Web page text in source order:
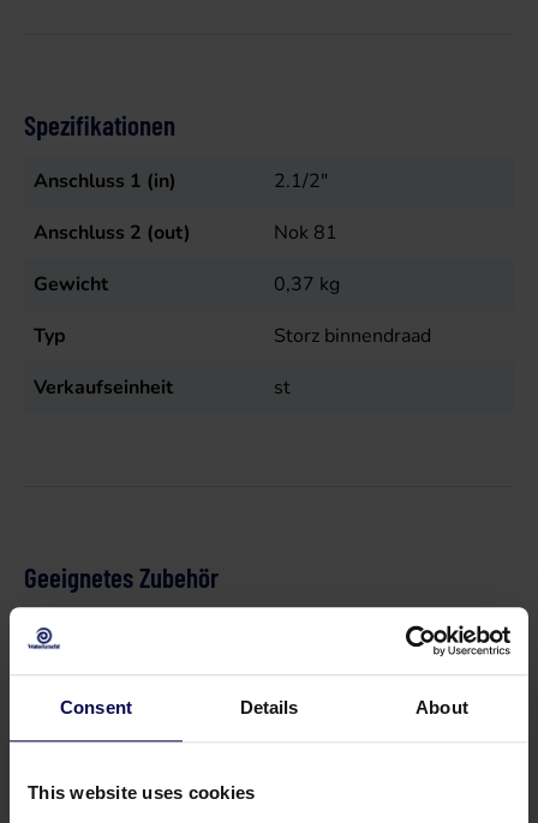
Consent Details About
This website uses cookies
Spezifikationen
Anschluss 1 (in)
2.1/2"
Anschluss 2 (out)
Nok 81
Gewicht
0,37 kg
Typ
Storz binnendraad
Verkaufseinheit
st
Geeignetes Zubehör